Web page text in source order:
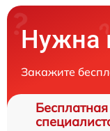
Нужна
Закажите